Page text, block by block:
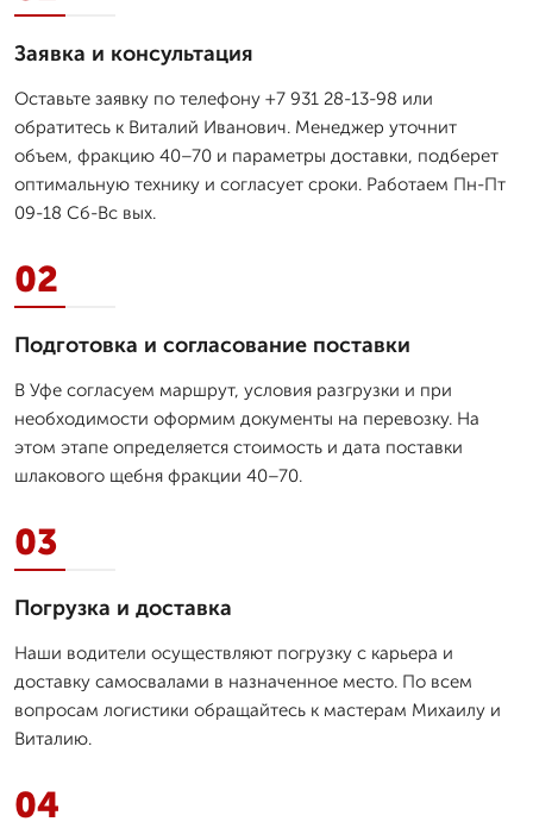
Заявка и консультация
Оставьте заявку по телефону +7 931 28-13-98 или
обратитесь к Виталий Иванович. Менеджер уточнит
объем, фракцию 40–70 и параметры доставки, подберет
оптимальную технику и согласует сроки. Работаем Пн-Пт
09-18 Сб-Вс вых.
02
Подготовка и согласование поставки
В Уфе согласуем маршрут, условия разгрузки и при
необходимости оформим документы на перевозку. На
этом этапе определяется стоимость и дата поставки
шлакового щебня фракции 40–70.
03
Погрузка и доставка
Наши водители осуществляют погрузку с карьера и
доставку самосвалами в назначенное место. По всем
вопросам логистики обращайтесь к мастерам Михаилу и
Виталию.
04